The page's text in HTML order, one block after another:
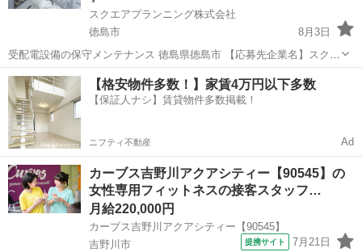
スクエアプランニング株式会社
徳島市
8月3日
受配電設備の保守メンテナンス 徳島県徳島市 【応募先企業名】スクエ
アプランニング株式会社 【雇用形態】正社員【人材紹介】 【職種】整
備士等の整備関連 【応募資格】 ・年齢要件: ～ 60歳 ・日本語ネイテ
ィブレベルの方に...
徳島 徳島市 その他
【格安物件多数！】家賃4万円以下多数
【保証人ナシ】賃貸物件多数掲載！
ニフティ不動産 Ad
カーブス吉野川アクアシティー【90545】の
女性専用フィットネスの接客スタッフ…
月給220,000円
カーブス吉野川アクアシティー【90545】
吉野川市
提携サイト 7月21日